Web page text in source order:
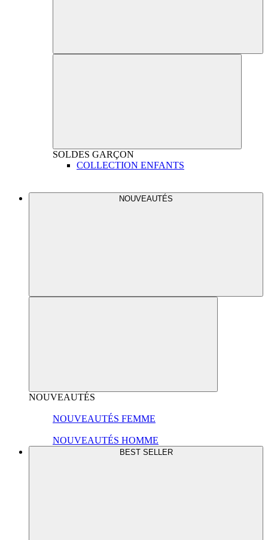
SOLDES GARÇON
COLLECTION ENFANTS
NOUVEAUTÉS
NOUVEAUTÉS
NOUVEAUTÉS FEMME
NOUVEAUTÉS HOMME
BEST SELLER